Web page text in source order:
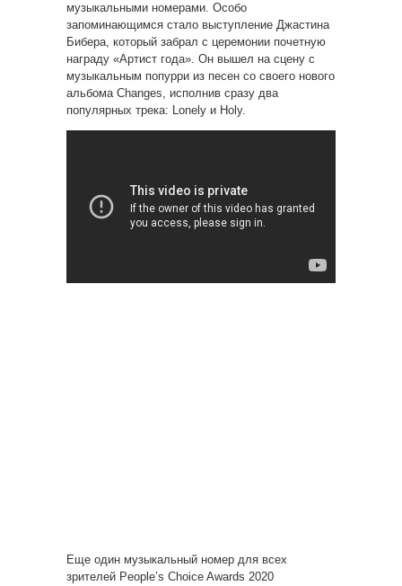
музыкальными номерами. Особо
запоминающимся стало выступление Джастина
Бибера, который забрал с церемонии почетную
награду «Артист года». Он вышел на сцену с
музыкальным попурри из песен со своего нового
альбома Changes, исполнив сразу два
популярных трека: Lonely и Holy.
Еще один музыкальный номер для всех
зрителей People’s Choice Awards 2020